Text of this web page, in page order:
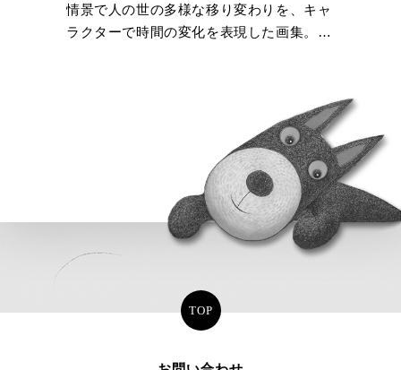
情景で人の世の多様な移り変わりを、キャ
ラクターで時間の変化を表現した画集。ジ
TOP